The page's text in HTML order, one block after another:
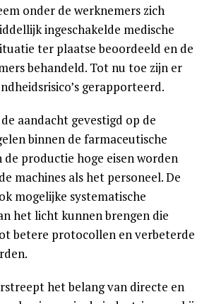
onder de werknemers zich
ingeschakelde medische
ter plaatse beoordeeld en de
behandeld. Tot nu toe zijn er
gerapporteerd.
aandacht gevestigd op de
binnen de farmaceutische
de productie hoge eisen worden
machines als het personeel. De
mogelijke systematische
het licht kunnen brengen die
betere protocollen en verbeterde
het belang van directe en